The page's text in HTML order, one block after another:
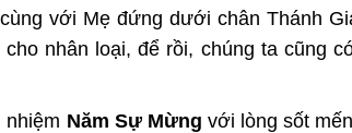
với Mẹ đứng dưới chân Thánh
nhân loại, để rồi, chúng ta cũng
nhiệm Năm Sự Mừng với lòng sốt